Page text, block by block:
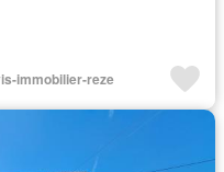
immobilier-reze